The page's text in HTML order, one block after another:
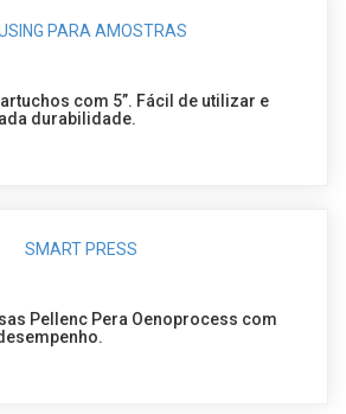
PARA AMOSTRAS
com 5”. Fácil de utilizar e
durabilidade.
SMART PRESS
Pellenc Pera Oenoprocess com